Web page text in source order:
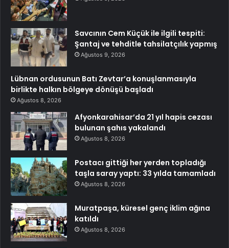
Savcının Cem Küçük ile ilgili tespiti:
Şantaj ve tehditle tahsilatçılık yapmış
Ağustos 9, 2026
Lübnan ordusunun Batı Zevtar’a konuşlanmasıyla
birlikte halkın bölgeye dönüşü başladı
Ağustos 8, 2026
Afyonkarahisar’da 21 yıl hapis cezası
bulunan şahıs yakalandı
Ağustos 8, 2026
Postacı gittiği her yerden topladığı
taşla saray yaptı: 33 yılda tamamladı
Ağustos 8, 2026
Muratpaşa, küresel genç iklim ağına
katıldı
Ağustos 8, 2026